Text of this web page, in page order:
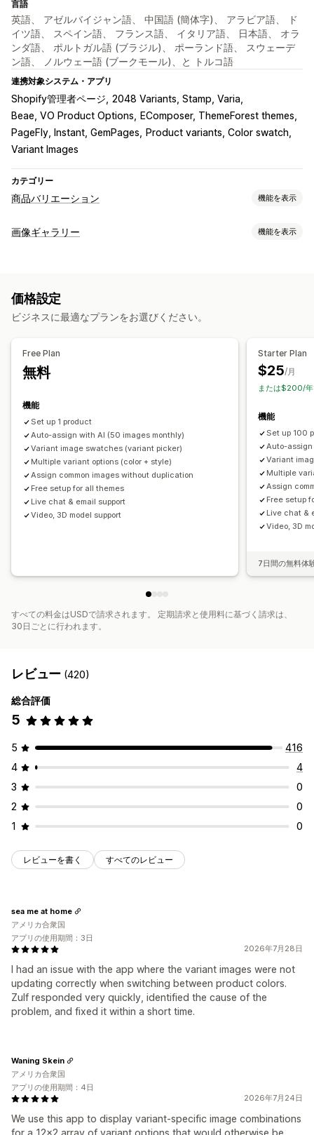
言語
英語、 アゼルバイジャン語、 中国語 (簡体字)、 アラビア語、 ド
イツ語、 スペイン語、 フランス語、 イタリア語、 日本語、 オラ
ンダ語、 ポルトガル語 (ブラジル)、 ポーランド語、 スウェーデ
ン語、 ノルウェー語 (ブークモール)、と トルコ語
連携対象システム・アプリ
Shopify管理者ページ 2048 Variants, Stamp, Varia
Beae, VO Product Options
EComposer, ThemeForest themes
PageFly, Instant, GemPages
Product variants, Color swatch
Variant Images
カテゴリー
商品バリエーション 機能を表示
カスタマイズ
在庫
在庫切れの非表示
在庫状況 自動更新
画像ギャラリー 機能を表示
スライダー
画像のズーム
複数言語
価格設定
ビジネスに最適なプランをお選びください。
Free Plan
無料
機能
Set up 1 product
Auto-assign with AI (50 images monthly)
Variant image swatches (variant picker)
Multiple variant options (color + style)
Assign common images without duplication
Free setup for all themes
Live chat & email support
Video, 3D model support
Starter Plan
$25/月
または$200/
機能
Set up 100
Auto-
Variant
Multiple
Assign
Free setup
Live chat &
Video, 3D
7日間の無料体
すべての料金はUSDで請求されます。 定期請求と使用料に基づく請求は、
30日ごとに行われます。
レビュー (420)
総合評価
5
5
416
4
4
3
0
2
0
1
0
レビューを書く すべてのレビュー
2026年7月28日
I had an issue with the app where the variant images were not
updating correctly when switching between product colors.
Zulf responded very quickly, identified the cause of the
problem, and fixed it within a short time.
sea me at home
アメリカ合衆国
アプリの使用期間：3日
2026年7月24日
We use this app to display variant-specific image combinations
Waning Skein
アメリカ合衆国
アプリの使用期間：4日